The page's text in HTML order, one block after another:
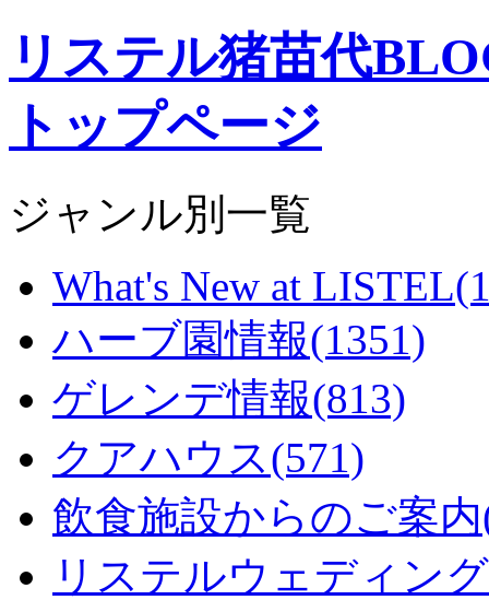
リステル猪苗代
トップページ
ジャンル別一覧
What's New at
ハーブ園情報(1351)
ゲレンデ情報(813)
クアハウス(571)
飲食施設からのご案内
リステルウェディン